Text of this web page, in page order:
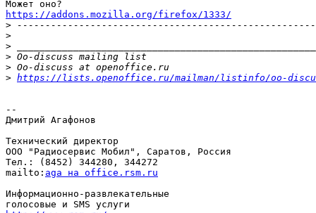
https://addons.mozilla.org/firefox/1333/
>
>
>
>
>
> https://lists.openoffice.ru/mailman/listinfo/oo-
--
Дмитрий Агафонов
Технический директор
ООО "Радиосервис Мобил", Саратов, Россия
Тел.: (8452) 344280, 344272
mailto: aga на office.rsm.ru
Информационно-развлекательные